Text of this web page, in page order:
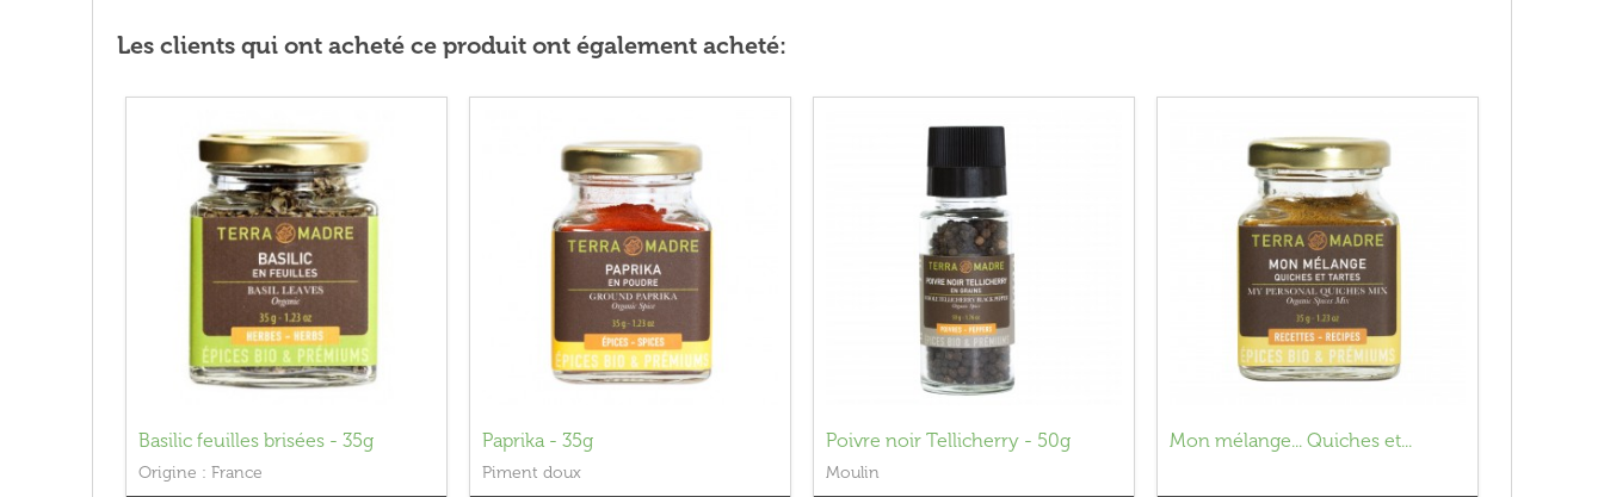
Les clients qui ont acheté ce produit ont également acheté:
Basilic feuilles brisées - 35g
Origine : France
Paprika - 35g
Piment doux
Poivre noir Tellicherry - 50g
Moulin
Mon mélange... Quiches et...